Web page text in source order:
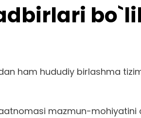
ham hududiy birlashma
mazmun-mohiyatini